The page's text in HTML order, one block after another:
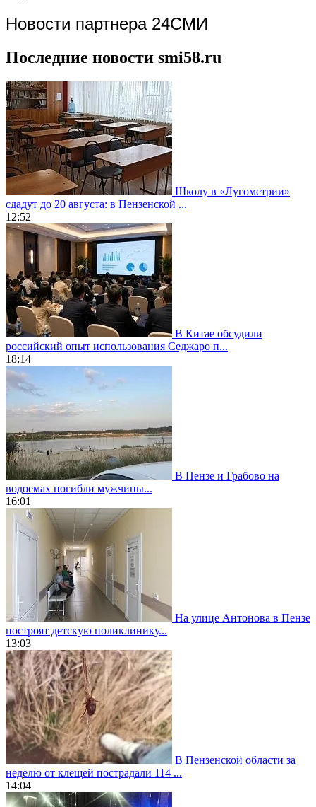
Новости партнера 24СМИ
Последние новости smi58.ru
Школу в «Лугометрии»
сдадут до 20 августа: в Пензенской ...
12:52
В Китае обсудили
российский опыт использования Седжаро п...
18:14
В Пензе и Грабово на
водоемах погибли мужчины...
16:01
На улице Антонова в Пензе
построят детскую поликлинику...
13:03
В Пензенской области за
неделю от клещей пострадали 114 ...
14:04